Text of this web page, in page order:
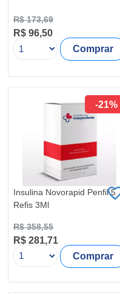
R$ 173,69
R$ 96,50
Comprar
-21%
Insulina Novorapid Penfil 5
Refis 3Ml
R$ 358,55
R$ 281,71
Comprar